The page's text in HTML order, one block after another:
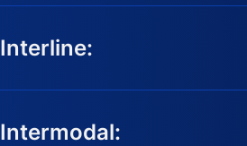
Interline:
Intermodal: